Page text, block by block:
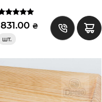
Оценка
5.00
₴
831.00
шт.